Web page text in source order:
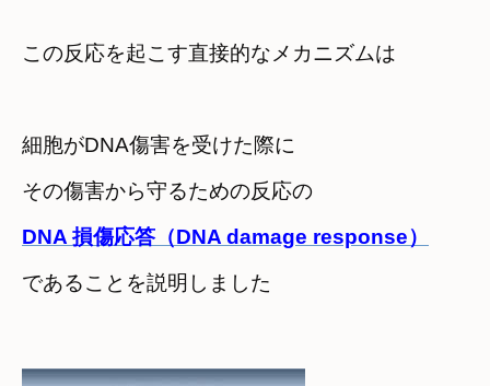
この反応を起こす直接的なメカニズムは
細胞がDNA傷害を受けた際に
その傷害から守るための反応の
DNA 損傷応答（DNA damage response）
であることを説明しました